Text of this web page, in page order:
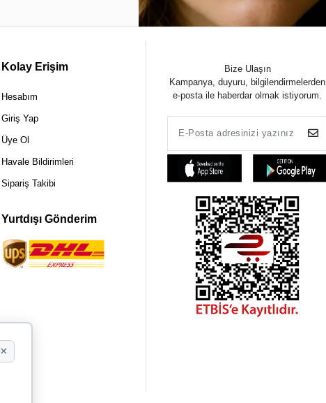
Kolay Erişim
Hesabım
Giriş Yap
Üye Ol
Havale Bildirimleri
Sipariş Takibi
Yurtdışı Gönderim
Bize Ulaşın
Kampanya, duyuru, bilgilendirmelerden
e-posta ile haberdar olmak istiyorum.
×